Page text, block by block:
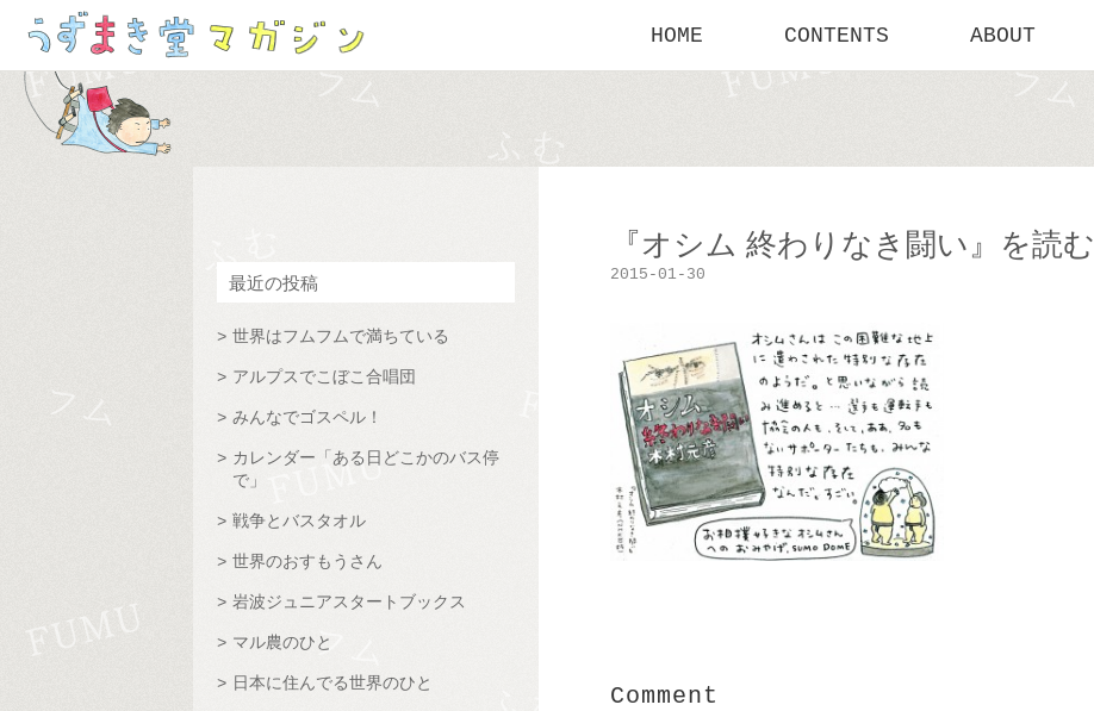
HOME CONTENTS ABOUT
『オシム 終わりなき闘い』を読む
2015-01-30
Comment
最近の投稿
世界はフムフムで満ちている
アルプスでこぼこ合唱団
みんなでゴスペル！
カレンダー「ある日どこかのバス停
で」
戦争とバスタオル
世界のおすもうさん
岩波ジュニアスタートブックス
マル農のひと
日本に住んでる世界のひと